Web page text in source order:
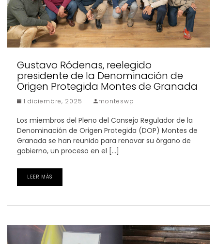
Gustavo Ródenas, reelegido
presidente de la Denominación de
Origen Protegida Montes de Granada
1 diciembre, 2025 monteswp
Los miembros del Pleno del Consejo Regulador de la
Denominación de Origen Protegida (DOP) Montes de
Granada se han reunido para renovar su órgano de
gobierno, un proceso en el […]
LEER MÁS